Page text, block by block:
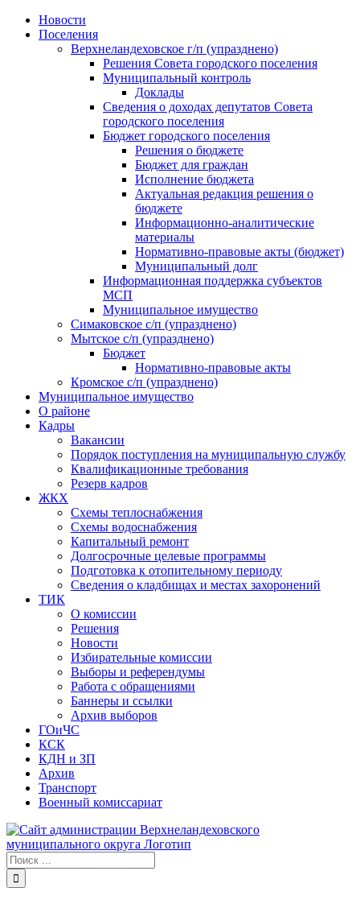
Skip
Новости
Поселения
Верхнеландеховское г/п (упразднено)
Решения Совета городского поселения
Муниципальный контроль
Доклады
Сведения о доходах депутатов Совета
городского поселения
Бюджет городского поселения
Решения о бюджете
Бюджет для граждан
Исполнение бюджета
Актуальная редакция решения о
бюджете
Информационно-аналитические
материалы
Нормативно-правовые акты (бюджет)
Муниципальный долг
Информационная поддержка субъектов
МСП
Муниципальное имущество
Симаковское с/п (упразднено)
Мытское с/п (упразднено)
Бюджет
Нормативно-правовые акты
Кромское с/п (упразднено)
Муниципальное имущество
О районе
Кадры
Вакансии
Порядок поступления на муниципальную службу
Квалификационные требования
Резерв кадров
ЖКХ
Схемы теплоснабжения
Схемы водоснабжения
Капитальный ремонт
Долгосрочные целевые программы
Подготовка к отопительному периоду
Сведения о кладбищах и местах захоронений
ТИК
О комиссии
Решения
Новости
Избирательные комиссии
Выборы и референдумы
Работа с обращениями
Баннеры и ссылки
Архив выборов
ГОиЧС
КСК
КДН и ЗП
Архив
Транспорт
Военный комиссариат
Результат
поиска: